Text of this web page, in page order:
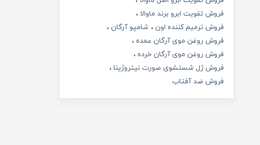
فروش تقویت ابرو برند ماوالا
فروش ترمیم کننده اون
شامپو آرگان
فروش روغن موی آرگان عمده
فروش روغن موی آرگان خرده
فروش ژل شستشوی صورت نیتروژینا
فروش ضد آفتاب